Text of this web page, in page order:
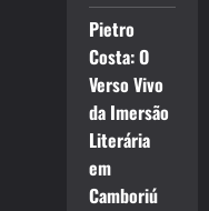
Pietro
Costa: O
Verso Vivo
da Imersão
Literária
em
Camboriú